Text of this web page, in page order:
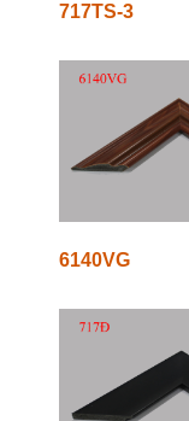
717TS-3
6140VG